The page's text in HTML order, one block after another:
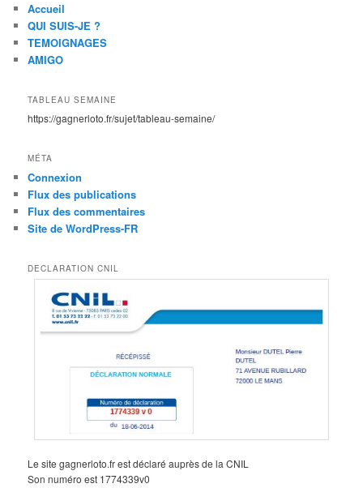
Accueil
QUI SUIS-JE ?
TEMOIGNAGES
AMIGO
TABLEAU SEMAINE
https://gagnerloto.fr/sujet/tableau-semaine/
MÉTA
Connexion
Flux des publications
Flux des commentaires
Site de WordPress-FR
DECLARATION CNIL
Le site gagnerloto.fr est déclaré auprès de la CNIL
Son numéro est 1774339v0